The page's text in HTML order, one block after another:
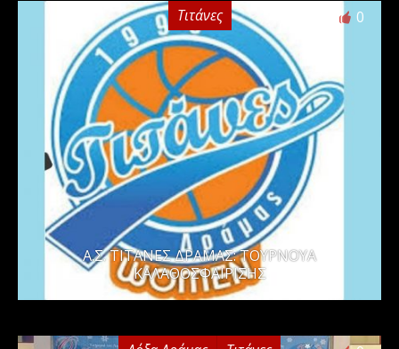
Τιτάνες 0
Α.Σ. ΤΙΤΑΝΕΣ ΔΡΑΜΑΣ: ΤΟΥΡΝΟΥΑ
ΚΑΛΑΘΟΣΦΑΙΡΙΣΗΣ